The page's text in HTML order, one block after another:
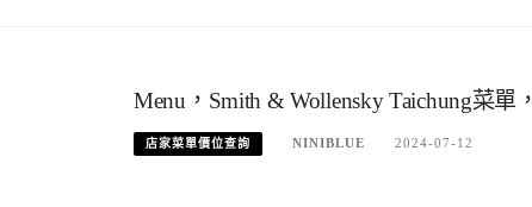
Menu，Smith & Wollensky Taichung菜
店家菜單價位查詢 NINIBLUE 2024-07-12